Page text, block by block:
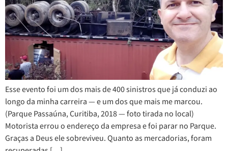
Esse evento foi um dos mais de 400 sinistros que já conduzi ao
longo da minha carreira — e um dos que mais me marcou.
(Parque Passaúna, Curitiba, 2018 — foto tirada no local)
Motorista errou o endereço da empresa e foi parar no Parque.
Graças a Deus ele sobreviveu. Quanto as mercadorias, foram